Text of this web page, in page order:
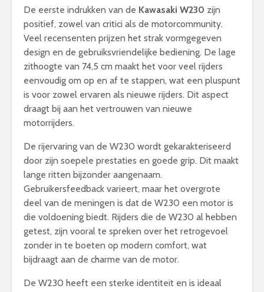
De eerste indrukken van de Kawasaki W230 zijn
positief, zowel van critici als de motorcommunity.
Veel recensenten prijzen het strak vormgegeven
design en de gebruiksvriendelijke bediening. De lage
zithoogte van 74,5 cm maakt het voor veel rijders
eenvoudig om op en af te stappen, wat een pluspunt
is voor zowel ervaren als nieuwe rijders. Dit aspect
draagt bij aan het vertrouwen van nieuwe
motorrijders.
De rijervaring van de W230 wordt gekarakteriseerd
door zijn soepele prestaties en goede grip. Dit maakt
lange ritten bijzonder aangenaam.
Gebruikersfeedback varieert, maar het overgrote
deel van de meningen is dat de W230 een motor is
die voldoening biedt. Rijders die de W230 al hebben
getest, zijn vooral te spreken over het retrogevoel
zonder in te boeten op modern comfort, wat
bijdraagt aan de charme van de motor.
De W230 heeft een sterke identiteit en is ideaal